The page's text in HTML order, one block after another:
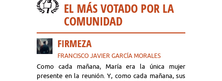
EL MÁS VOTADO POR LA
COMUNIDAD
FIRMEZA
FRANCISCO JAVIER GARCÍA MORALES
Como cada mañana, María era la única mujer
presente en la reunión. Y, como cada mañana, sus